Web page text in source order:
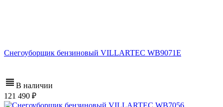
Снегоуборщик бензиновый VILLARTEC WB9071E
В наличии
121 490